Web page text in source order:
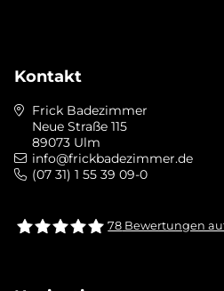
Kontakt
Frick Badezimmer
Neue Straße 115
89073 Ulm
info@frickbadezimmer.de
(07 31) 1 55 39 09-0
78 Bewertungen